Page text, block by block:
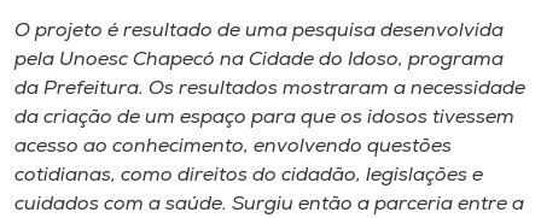
O projeto é resultado de uma pesquisa desenvolvida
pela Unoesc Chapecó na Cidade do Idoso, programa
da Prefeitura. Os resultados mostraram a necessidade
da criação de um espaço para que os idosos tivessem
acesso ao conhecimento, envolvendo questões
cotidianas, como direitos do cidadão, legislações e
cuidados com a saúde. Surgiu então a parceria entre a